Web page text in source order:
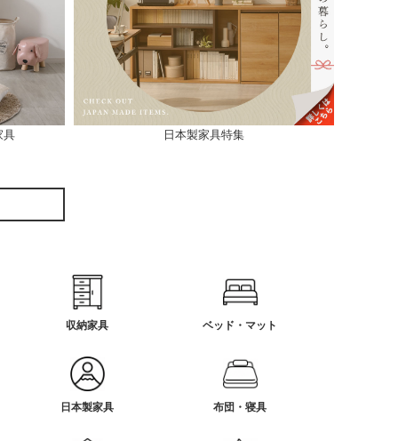
具 日本製家具特集
収納家具 ベッド・マット
日本製家具 布団・寝具